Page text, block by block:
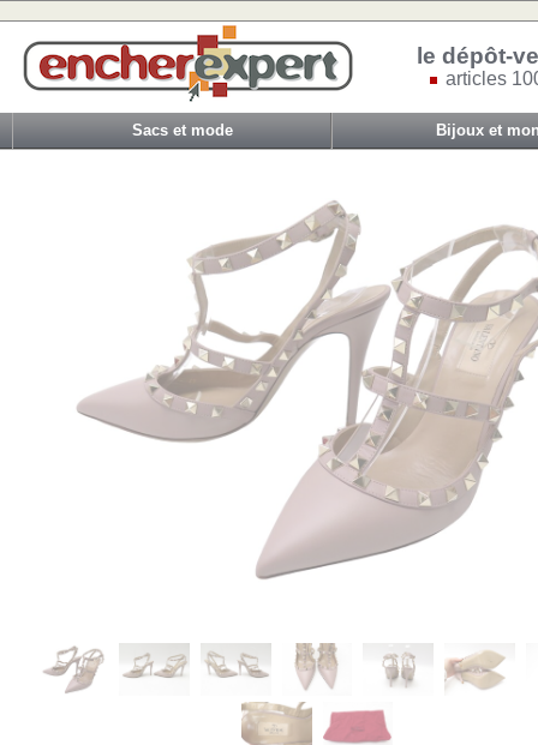
le dépôt-
articles
Sacs et mode Bijoux et